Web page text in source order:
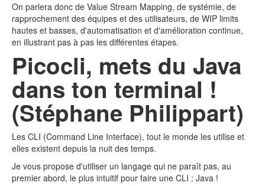
On parlera donc de Value Stream Mapping, de systémie, de
rapprochement des équipes et des utilisateurs, de WIP limits
hautes et basses, d'automatisation et d'amélioration continue,
en illustrant pas à pas les différentes étapes.
Picocli, mets du Java
dans ton terminal !
(Stéphane Philippart)
Les CLI (Command Line Interface), tout le monde les utilise et
elles existent depuis la nuit des temps.
Je vous propose d'utiliser un langage qui ne paraît pas, au
premier abord, le plus intuitif pour faire une CLI : Java !